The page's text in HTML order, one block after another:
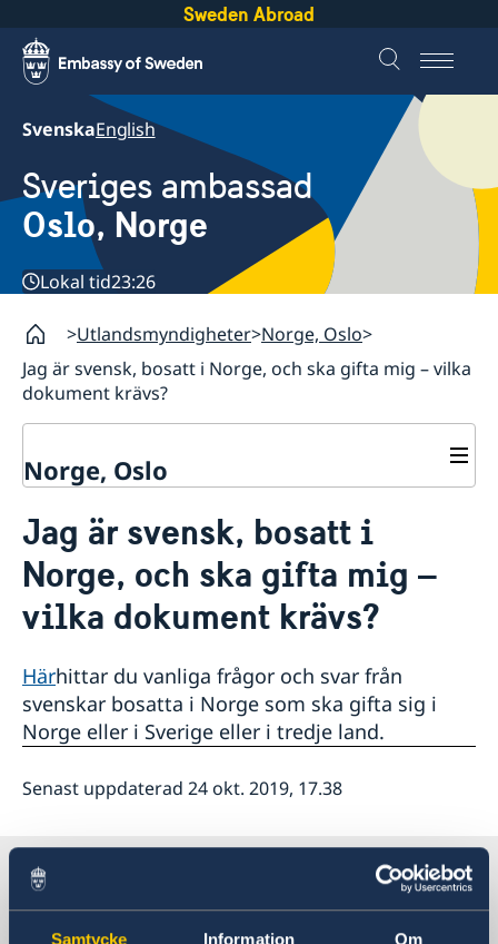
Samtycke Information Om
Sweden Abroad
SvenskaEnglish
Sveriges ambassad
Oslo, Norge
Lokal tid23:26
Utlandsmyndigheter Norge, Oslo
Jag är svensk, bosatt i Norge, och ska gifta mig – vilka
dokument krävs?
Norge, Oslo
Övriga kontakter i Norge
Om oss/Konsulat
Så stöttar vi svenska företag
Vi är en resurs för svenska företag
Team Sweden
Svenska företag i Norge
Aktuellt
Lediga tjänster
Affärsklimatstudie Norge 2025
Affärsklimatstudie Norge 2024
Affärsklimatstudie Norge 2020
Jag är svensk, bosatt i
Norge, och ska gifta mig –
vilka dokument krävs?
Härhittar du vanliga frågor och svar från
svenskar bosatta i Norge som ska gifta sig i
Norge eller i Sverige eller i tredje land.
Senast uppdaterad 24 okt. 2019, 17.38
Sverige i Norge